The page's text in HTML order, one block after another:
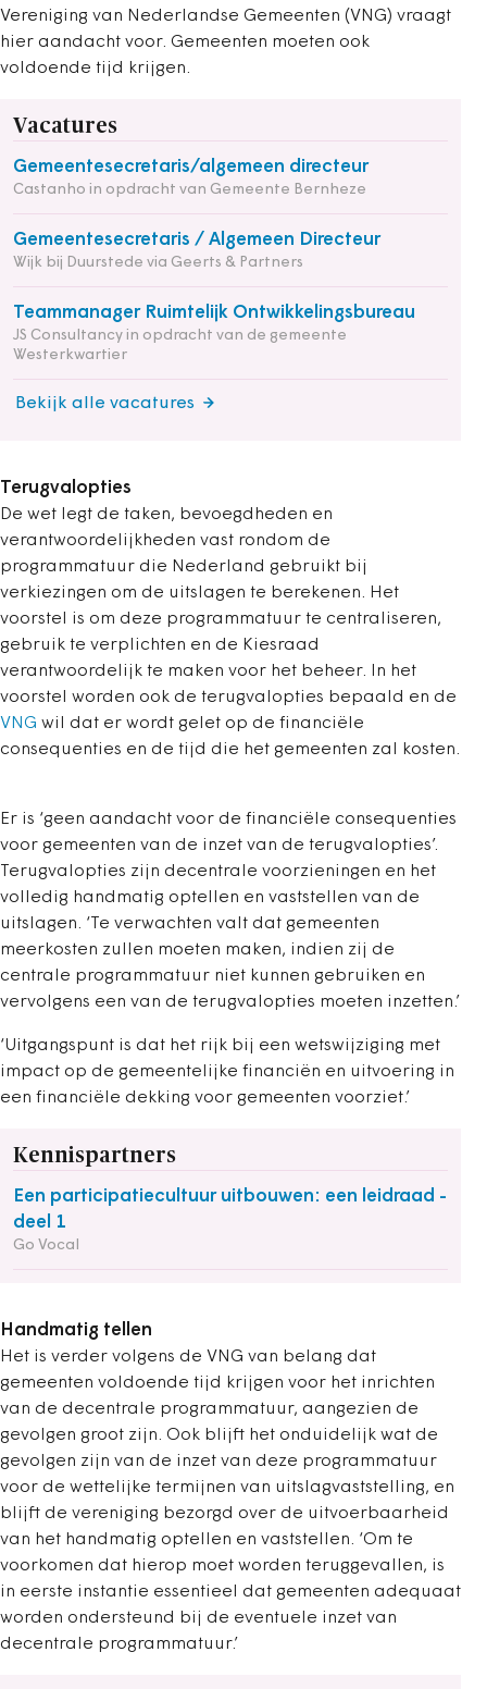
Vereniging van Nederlandse Gemeenten (VNG) vraagt
hier aandacht voor. Gemeenten moeten ook
voldoende tijd krijgen.
Vacatures
Gemeentesecretaris/algemeen directeur
Castanho in opdracht van Gemeente Bernheze
Gemeentesecretaris / Algemeen Directeur
Wijk bij Duurstede via Geerts & Partners
Teammanager Ruimtelijk Ontwikkelingsbureau
JS Consultancy in opdracht van de gemeente
Westerkwartier
Bekijk alle vacatures
Terugvalopties
De wet legt de taken, bevoegdheden en
verantwoordelijkheden vast rondom de
programmatuur die Nederland gebruikt bij
verkiezingen om de uitslagen te berekenen. Het
voorstel is om deze programmatuur te centraliseren,
gebruik te verplichten en de Kiesraad
verantwoordelijk te maken voor het beheer. In het
voorstel worden ook de terugvalopties bepaald en de
VNG wil dat er wordt gelet op de financiële
consequenties en de tijd die het gemeenten zal kosten.
Er is ‘geen aandacht voor de financiële consequenties
voor gemeenten van de inzet van de terugvalopties’.
Terugvalopties zijn decentrale voorzieningen en het
volledig handmatig optellen en vaststellen van de
uitslagen. ‘Te verwachten valt dat gemeenten
meerkosten zullen moeten maken, indien zij de
centrale programmatuur niet kunnen gebruiken en
vervolgens een van de terugvalopties moeten inzetten.’
‘Uitgangspunt is dat het rijk bij een wetswijziging met
impact op de gemeentelijke financiën en uitvoering in
een financiële dekking voor gemeenten voorziet.’
Kennispartners
Een participatiecultuur uitbouwen: een leidraad -
deel 1
Go Vocal
Handmatig tellen
Het is verder volgens de VNG van belang dat
gemeenten voldoende tijd krijgen voor het inrichten
van de decentrale programmatuur, aangezien de
gevolgen groot zijn. Ook blijft het onduidelijk wat de
gevolgen zijn van de inzet van deze programmatuur
voor de wettelijke termijnen van uitslagvaststelling, en
blijft de vereniging bezorgd over de uitvoerbaarheid
van het handmatig optellen en vaststellen. ‘Om te
voorkomen dat hierop moet worden teruggevallen, is
in eerste instantie essentieel dat gemeenten adequaat
worden ondersteund bij de eventuele inzet van
decentrale programmatuur.’